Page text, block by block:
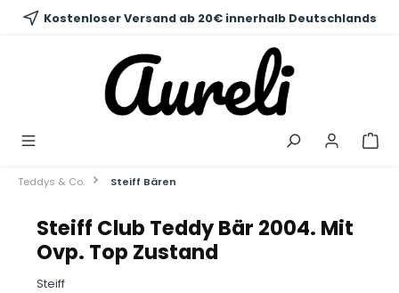
springen
Kostenloser Versand ab 20€ innerhalb Deutschlands
Teddys & Co. Steiff Bären
Steiff Club Teddy Bär 2004. Mit
Ovp. Top Zustand
Steiff